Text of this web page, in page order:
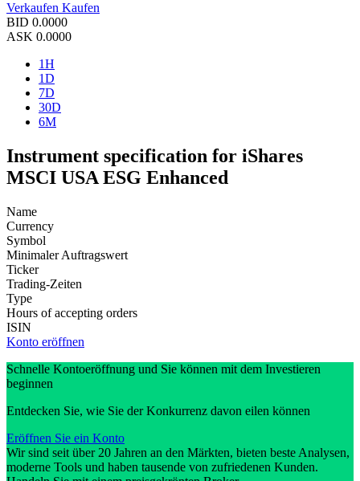
Verkaufen Kaufen
BID 0.0000
ASK 0.0000
1H
1D
7D
30D
6M
Instrument specification for iShares
MSCI USA ESG Enhanced
Name
Currency
Symbol
Minimaler Auftragswert
Ticker
Trading-Zeiten
Type
Hours of accepting orders
ISIN
Konto eröffnen
Schnelle Kontoeröffnung und Sie können mit dem Investieren
beginnen
Entdecken Sie, wie Sie der Konkurrenz davon eilen können
Eröffnen Sie ein Konto
Wir sind seit über 20 Jahren an den Märkten, bieten beste Analysen,
moderne Tools und haben tausende von zufriedenen Kunden.